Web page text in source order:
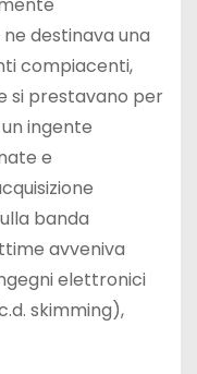
destinava una
compiacenti,
si prestavano per
ingente
e
banda
avveniva
elettronici
skimming),